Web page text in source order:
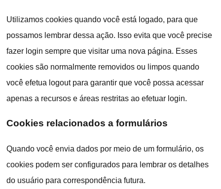
Utilizamos cookies quando você está logado, para que
possamos lembrar dessa ação. Isso evita que você precise
fazer login sempre que visitar uma nova página. Esses
cookies são normalmente removidos ou limpos quando
você efetua logout para garantir que você possa acessar
apenas a recursos e áreas restritas ao efetuar login.
Cookies relacionados a formulários
Quando você envia dados por meio de um formulário, os
cookies podem ser configurados para lembrar os detalhes
do usuário para correspondência futura.